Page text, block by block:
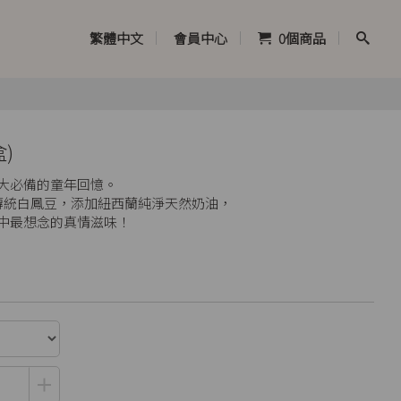
繁體中文 會員中心 0個商品
)
必備的童年回憶。
白鳳豆，添加紐西蘭純淨天然奶油，
最想念的真情滋味！